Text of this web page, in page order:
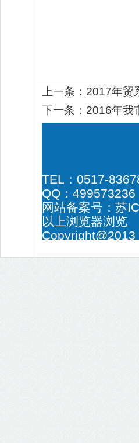
上一条： 2017年贸
下一条： 2016年我
TEL：0517-
QQ：499573236
网站备案号： 苏
以上浏览器浏览
Copyright@2013